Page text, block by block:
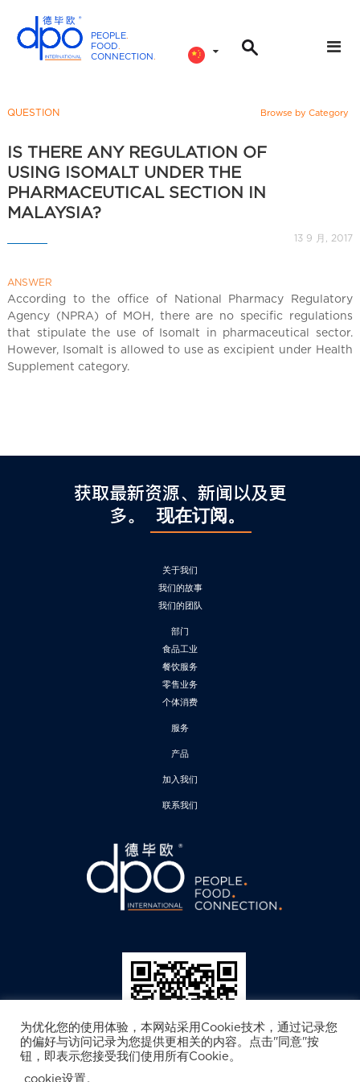
PEOPLE.
FOOD.
CONNECTION.
n
t
e
r
o
n
a
l
a
QUESTION Browse by Category
IS THERE ANY REGULATION OF
USING ISOMALT UNDER THE
PHARMACEUTICAL SECTION IN
MALAYSIA?
13 9 月, 2017
ANSWER
According to the office of National Pharmacy Regulatory
Agency (NPRA) of MOH, there are no specific regulations
that stipulate the use of Isomalt in pharmaceutical sector.
However, Isomalt is allowed to use as excipient under Health
Supplement category.
获取最新资源、新闻以及更
多。
现在订阅。
关于我们
我们的故事
我们的团队
部门
食品工业
餐饮服务
零售业务
个体消费
服务
产品
加入我们
联系我们
为优化您的使用体验，本网站采用Cookie技术，通过记录您
的偏好与访问记录为您提供更相关的内容。点击"同意"按
钮，即表示您接受我们使用所有Cookie。
cookie设置。